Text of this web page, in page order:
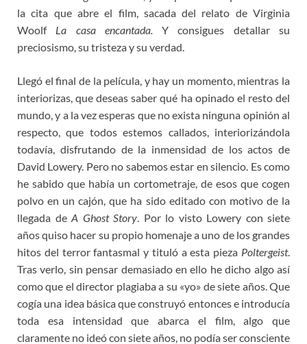
la cita que abre el film, sacada del relato de Virginia
Woolf La casa encantada.Y consigues detallar su
preciosismo, su tristeza y su verdad.
Llegó el final de la película, y hay un momento, mientras la
interiorizas, que deseas saber qué ha opinado el resto del
mundo, y a la vez esperas que no exista ninguna opinión al
respecto, que todos estemos callados, interiorizándola
todavía, disfrutando de la inmensidad de los actos de
David Lowery. Pero no sabemos estar en silencio. Es como
he sabido que había un cortometraje, de esos que cogen
polvo en un cajón, que ha sido editado con motivo de la
llegada de A Ghost Story. Por lo visto Lowery con siete
años quiso hacer su propio homenaje a uno de los grandes
hitos del terror fantasmal y tituló a esta pieza Poltergeist.
Tras verlo, sin pensar demasiado en ello he dicho algo así
como que el director plagiaba a su «yo» de siete años. Que
cogía una idea básica que construyó entonces e introducía
toda esa intensidad que abarca el film, algo que
claramente no ideó con siete años, no podía ser consciente